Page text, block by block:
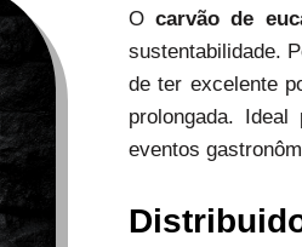
O carvão de
sustentabilidade.
de ter excelente
prolongada.
eventos